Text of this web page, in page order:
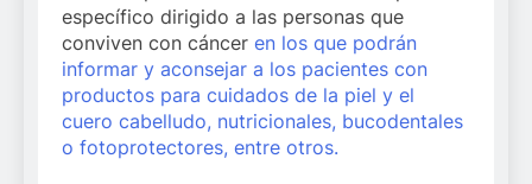
específico dirigido a las personas que
conviven con cáncer en los que podrán
informar y aconsejar a los pacientes con
productos para cuidados de la piel y el
cuero cabelludo, nutricionales, bucodentales
o fotoprotectores, entre otros.